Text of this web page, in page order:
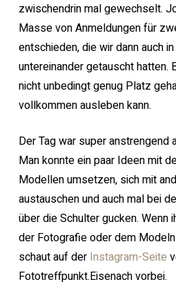
zwischendrin mal gewechselt.
Masse von Anmeldungen für
entschieden, die wir dann auch
untereinander getauscht hatten.
nicht unbedingt genug Platz
vollkommen ausleben kann.
Der Tag war super anstrengend
Man konnte ein paar Ideen mit
Modellen umsetzen, sich mit
austauschen und auch mal bei
über die Schulter gucken. Wenn
der Fotografie oder dem
schaut auf der Instagram-Seite
Fototreffpunkt.Eisenach vorbei.